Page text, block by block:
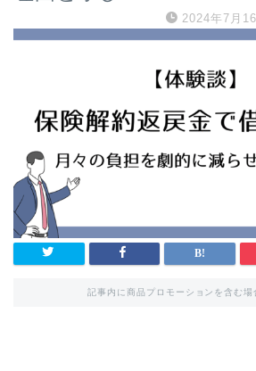
2024年7月16
記事内に商品プロモーションを含む場